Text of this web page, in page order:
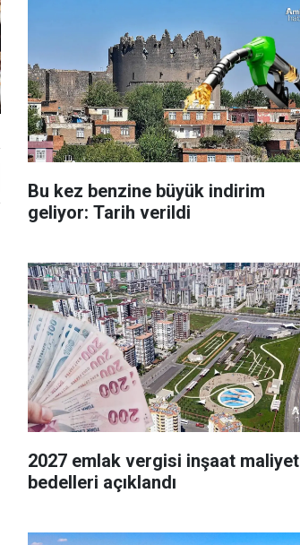
Bu kez benzine büyük indirim
geliyor: Tarih verildi
2027 emlak vergisi inşaat maliyet
bedelleri açıklandı